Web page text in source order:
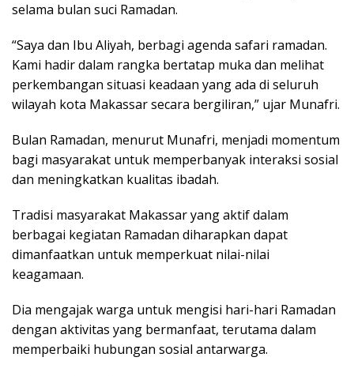
selama bulan suci Ramadan.
“Saya dan Ibu Aliyah, berbagi agenda safari ramadan.
Kami hadir dalam rangka bertatap muka dan melihat
perkembangan situasi keadaan yang ada di seluruh
wilayah kota Makassar secara bergiliran,” ujar Munafri.
Bulan Ramadan, menurut Munafri, menjadi momentum
bagi masyarakat untuk memperbanyak interaksi sosial
dan meningkatkan kualitas ibadah.
Tradisi masyarakat Makassar yang aktif dalam
berbagai kegiatan Ramadan diharapkan dapat
dimanfaatkan untuk memperkuat nilai-nilai
keagamaan.
Dia mengajak warga untuk mengisi hari-hari Ramadan
dengan aktivitas yang bermanfaat, terutama dalam
memperbaiki hubungan sosial antarwarga.